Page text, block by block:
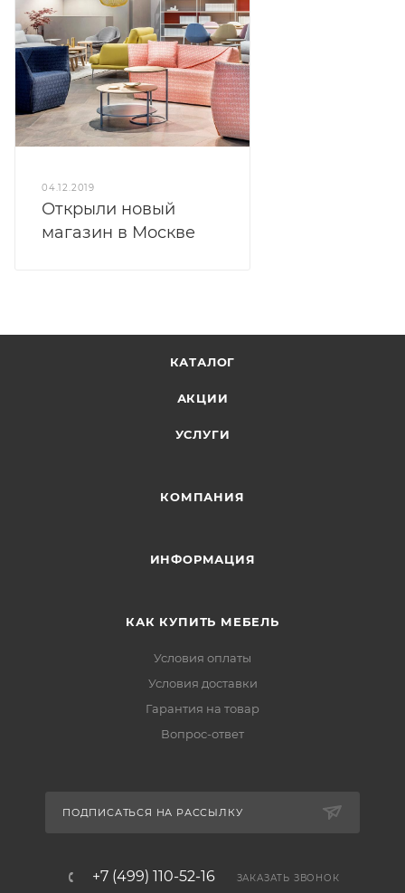
04.12.2019
Открыли новый
магазин в Москве
КАТАЛОГ
АКЦИИ
УСЛУГИ
КОМПАНИЯ
ИНФОРМАЦИЯ
КАК КУПИТЬ МЕБЕЛЬ
Условия оплаты
Условия доставки
Гарантия на товар
Вопрос-ответ
ПОДПИСАТЬСЯ НА РАССЫЛКУ
+7 (499) 110-52-16 ЗАКАЗАТЬ ЗВОНОК